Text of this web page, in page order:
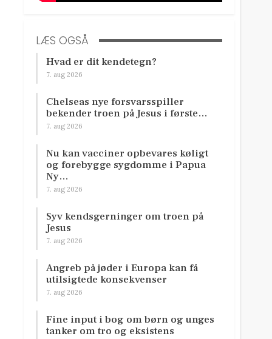
LÆS OGSÅ
Hvad er dit kendetegn?
7. aug 2026
Chelseas nye forsvarsspiller
bekender troen på Jesus i første…
7. aug 2026
Nu kan vacciner opbevares køligt
og forebygge sygdomme i Papua
Ny…
7. aug 2026
Syv kendsgerninger om troen på
Jesus
7. aug 2026
Angreb på jøder i Europa kan få
utilsigtede konsekvenser
7. aug 2026
Fine input i bog om børn og unges
tanker om tro og eksistens